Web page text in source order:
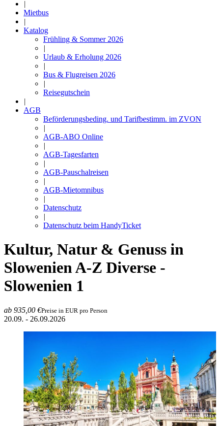
|
Mietbus
|
Katalog
Frühling & Sommer 2026
|
Urlaub & Erholung 2026
|
Bus & Flugreisen 2026
|
Reisegutschein
|
AGB
Beförderungsbeding. und Tarifbestimm. im ZVON
|
AGB-ABO Online
|
AGB-Tagesfarten
|
AGB-Pauschalreisen
|
AGB-Mietomnibus
|
Datenschutz
|
Datenschutz beim HandyTicket
Kultur, Natur & Genuss in
SlowenienA-Z Diverse -
Slowenien 1
ab 935,00 €Preise in EUR pro Person
20.09. - 26.09.2026